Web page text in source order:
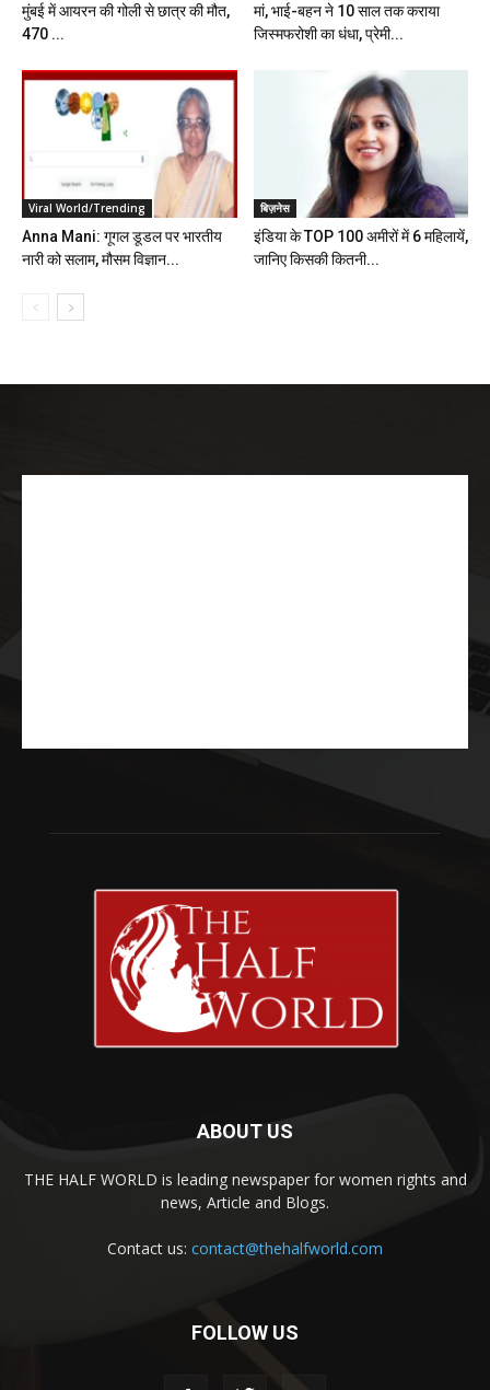
मुंबई में आयरन की गोली से छात्र की मौत,
470 ...
मां, भाई-बहन ने 10 साल तक कराया
जिस्मफरोशी का धंधा, प्रेमी...
Viral World/Trending
Anna Mani: गूगल डूडल पर भारतीय
नारी को सलाम, मौसम विज्ञान...
बिज़नेस
इंडिया के TOP 100 अमीरों में 6 महिलायें,
जानिए किसकी कितनी...
ABOUT US
THE HALF WORLD is leading newspaper for women rights and
news, Article and Blogs.
Contact us: contact@thehalfworld.com
FOLLOW US